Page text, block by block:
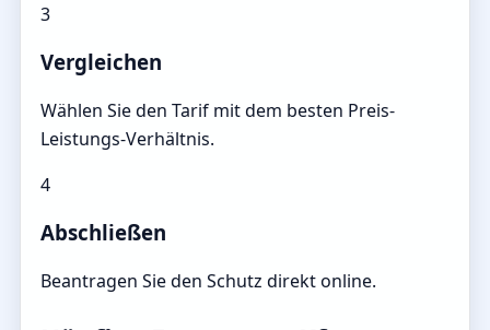
3
Vergleichen
Wählen Sie den Tarif mit dem besten Preis-
Leistungs-Verhältnis.
4
Abschließen
Beantragen Sie den Schutz direkt online.